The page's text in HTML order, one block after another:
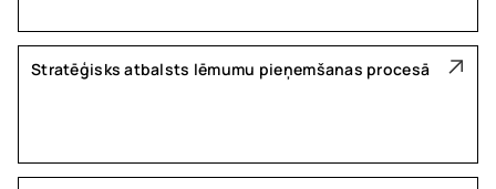
Stratēģisks atbalsts lēmumu pieņemšanas procesā